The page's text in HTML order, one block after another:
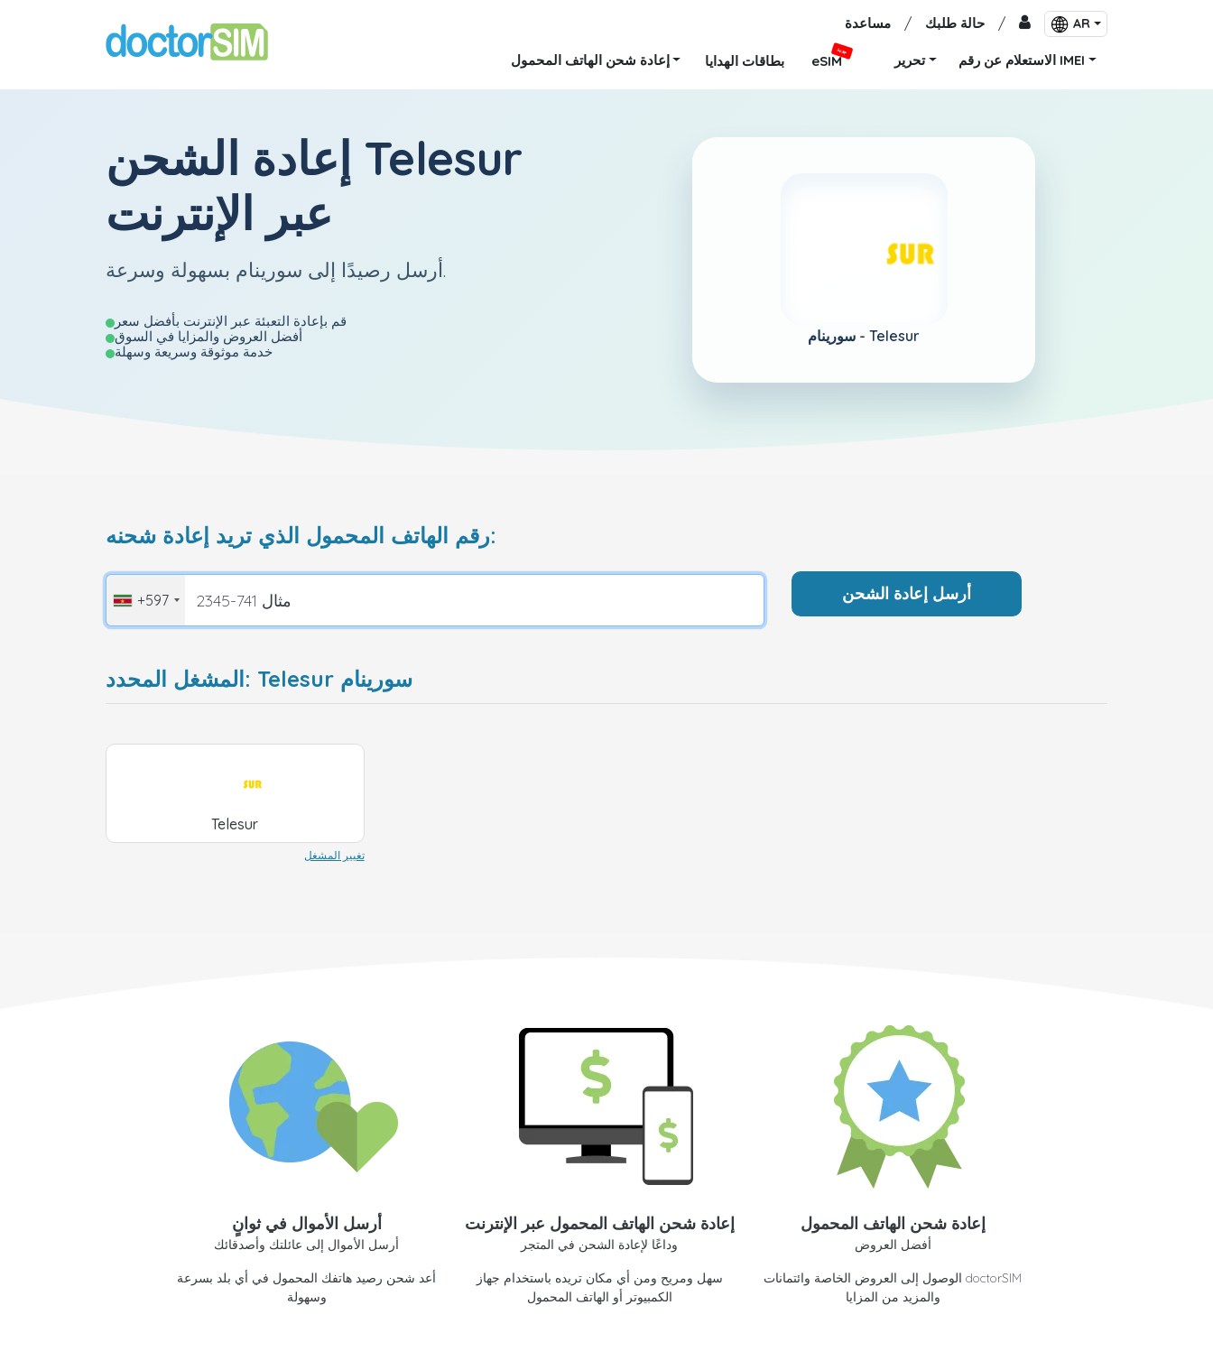
مساعدة / حالة طلبك / AR
إعادة شحن الهاتف المحمول بطاقات الهدايا eSIM
جديد
تحرير الاستعلام عن رقم IMEI
Telesur
عبر الإنترنت
أرسل رصيدًا إلى سورينام بسهولة وسرعة.
قم بإعادة التعبئة عبر الإنترنت بأفضل سعر
أفضل العروض والمزايا في السوق
خدمة موثوقة وسريعة وسهلة
سورينام - Telesur
رقم الهاتف المحمول الذي تريد إعادة شحنه:
+597 أرسل إعادة الشحن
المشغل المحدد: Telesur سورينام
Telesur
تغيير المشغل
أرسل الأموال في ثوانٍ
أرسل الأموال إلى عائلتك وأصدقائك
أعد شحن رصيد هاتفك المحمول في أي بلد بسرعة
وسهولة
إعادة شحن الهاتف المحمول عبر الإنترنت
وداعًا لإعادة الشحن في المتجر
سهل ومريح ومن أي مكان تريده باستخدام جهاز
الكمبيوتر أو الهاتف المحمول
إعادة شحن الهاتف المحمول
أفضل العروض
الوصول إلى العروض الخاصة وائتمانات doctorSIM
والمزيد من المزايا